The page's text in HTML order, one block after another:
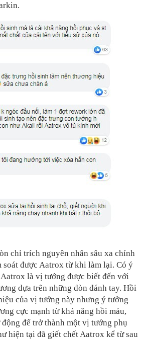
chỉ trích nguyên nhân sâu xa chính
được Aatrox từ khi làm lại. Có ý
là vị tướng được biết đến với
dựa trên những đòn đánh tay. Hồi
của vị tướng này nhưng ý tưởng
cực mạnh từ khả năng hồi máu,
để trở thành một vị tướng phụ
hiện tại đã giết chết Aatrox kể từ sau